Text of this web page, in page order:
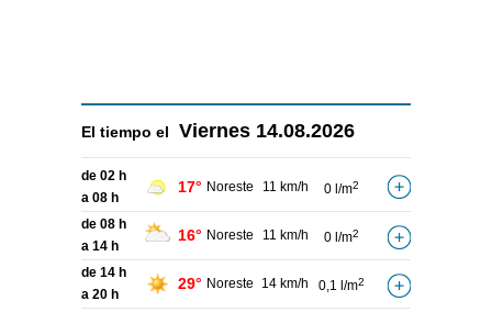
El tiempo el Viernes 14.08.2026
de 02 h
a 08 h
17° Noreste 11 km/h 0 l/m2
de 08 h
a 14 h
16° Noreste 11 km/h 0 l/m2
de 14 h
a 20 h
29° Noreste 14 km/h 0,1 l/m2